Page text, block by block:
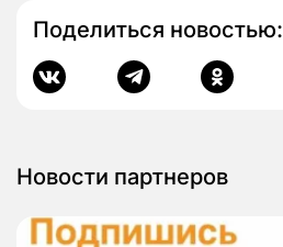
Поделиться новостью:
Новости партнеров